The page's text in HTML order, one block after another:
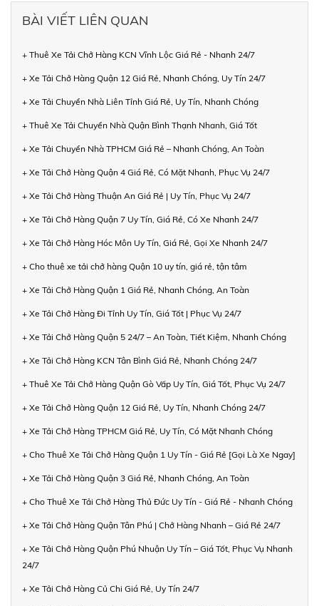
BÀI VIẾT LIÊN QUAN
+ Thuê Xe Tải Chở Hàng KCN Vĩnh Lộc Giá Rẻ - Nhanh 24/7
+ Xe Tải Chở Hàng Quận 12 Giá Rẻ, Nhanh Chóng, Uy Tín 24/7
+ Xe Tải Chuyển Nhà Liên Tỉnh Giá Rẻ, Uy Tín, Nhanh Chóng
+ Thuê Xe Tải Chuyển Nhà Quận Bình Thạnh Nhanh, Giá Tốt
+ Xe Tải Chuyển Nhà TPHCM Giá Rẻ – Nhanh Chóng, An Toàn
+ Xe Tải Chở Hàng Quận 4 Giá Rẻ, Có Mặt Nhanh, Phục Vụ 24/7
+ Xe Tải Chở Hàng Thuận An Giá Rẻ | Uy Tín, Phục Vụ 24/7
+ Xe Tải Chở Hàng Quận 7 Uy Tín, Giá Rẻ, Có Xe Nhanh 24/7
+ Xe Tải Chở Hàng Hóc Môn Uy Tín, Giá Rẻ, Gọi Xe Nhanh 24/7
+ Cho thuê xe tải chở hàng Quận 10 uy tín, giá rẻ, tận tâm
+ Xe Tải Chở Hàng Quận 1 Giá Rẻ, Nhanh Chóng, An Toàn
+ Xe Tải Chở Hàng Đi Tỉnh Uy Tín, Giá Tốt | Phục Vụ 24/7
+ Xe Tải Chở Hàng Quận 5 24/7 – An Toàn, Tiết Kiệm, Nhanh Chóng
+ Xe Tải Chở Hàng KCN Tân Bình Giá Rẻ, Nhanh Chóng 24/7
+ Thuê Xe Tải Chở Hàng Quận Gò Vấp Uy Tín, Giá Tốt, Phục Vụ 24/7
+ Xe Tải Chở Hàng Quận 12 Giá Rẻ, Uy Tín, Nhanh Chóng 24/7
+ Xe Tải Chở Hàng TPHCM Giá Rẻ, Uy Tín, Có Mặt Nhanh Chóng
+ Cho Thuê Xe Tải Chở Hàng Quận 1 Uy Tín - Giá Rẻ [Gọi Là Xe Ngay]
+ Xe Tải Chở Hàng Quận 3 Giá Rẻ, Nhanh Chóng, An Toàn
+ Cho Thuê Xe Tải Chở Hàng Thủ Đức Uy Tín - Giá Rẻ - Nhanh Chóng
+ Xe Tải Chở Hàng Quận Tân Phú | Chở Hàng Nhanh – Giá Rẻ 24/7
+ Xe Tải Chở Hàng Quận Phú Nhuận Uy Tín – Giá Tốt, Phục Vụ Nhanh
24/7
+ Xe Tải Chở Hàng Củ Chi Giá Rẻ, Uy Tín 24/7